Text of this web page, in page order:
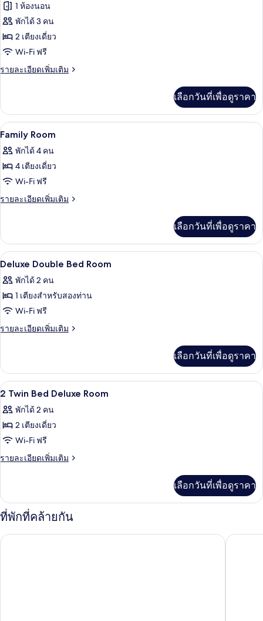
เตียง
ลัก
ซ์,
ใหญ่
ทั้งหมด
ของ
ห้อง
ดี
ซ์,
เตียง
เดี่ยว
2
เตียง
1 ห้องนอน
พักได้ 3 คน
2 เตียงเดี่ยว
Wi-Fi ฟรี
รายละเอียดเพิ่มเติม
ราย
เกี่ยว
กับ
ห้อง
ลัก
ซ์,
เดี่ยว
2
เตียง
เลือกวันที่เพื่อดูราคา
เปิด
ภาพถ่าย
ทั้งหมด
ของ
Family
4
Family Room
พักได้ 4 คน
4 เตียงเดี่ยว
Wi-Fi ฟรี
รายละเอียดเพิ่มเติม
ราย
เกี่ยว
กับ
Family
เลือกวันที่เพื่อดูราคา
เปิด
ภาพถ่าย
ทั้งหมด
ของ
Deluxe
Room
ฝักบัว, ของใช้ในห้องน้ำฟรี, ผ้าเช็ดตัว,
2
Deluxe Double Bed Room
พักได้ 2 คน
1 เตียงสำหรับสองท่าน
Wi-Fi ฟรี
รายละเอียดเพิ่มเติม
ราย
เกี่ยว
กับ
Deluxe
Bed
Room
เลือกวันที่เพื่อดูราคา
เปิด
ภาพถ่าย
ทั้งหมด
ของ
2
Deluxe
Room
ฝักบัว, ของใช้ในห้องน้ำฟรี, ผ้าเช็ดตัว,
2
2 Twin Bed Deluxe Room
พักได้ 2 คน
2 เตียงเดี่ยว
Wi-Fi ฟรี
รายละเอียดเพิ่มเติม
ราย
เกี่ยว
กับ
2
Twin
Bed
เลือกวันที่เพื่อดูราคา
ที่พักที่คล้ายกัน
นาคาคีรีรีสอร์ทแอนด์สปา ทองผาภู